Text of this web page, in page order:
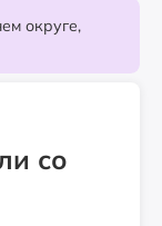
округе,
со